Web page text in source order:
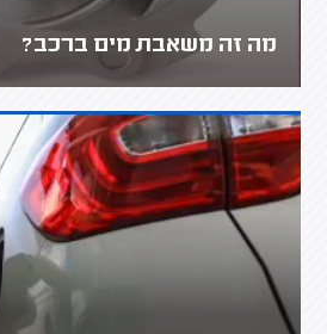
מה זה משאבת מים ברכב?